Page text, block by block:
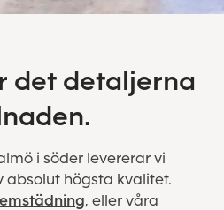
det detaljerna
i söder levererar vi
absolut högsta kvalitet.
, eller våra